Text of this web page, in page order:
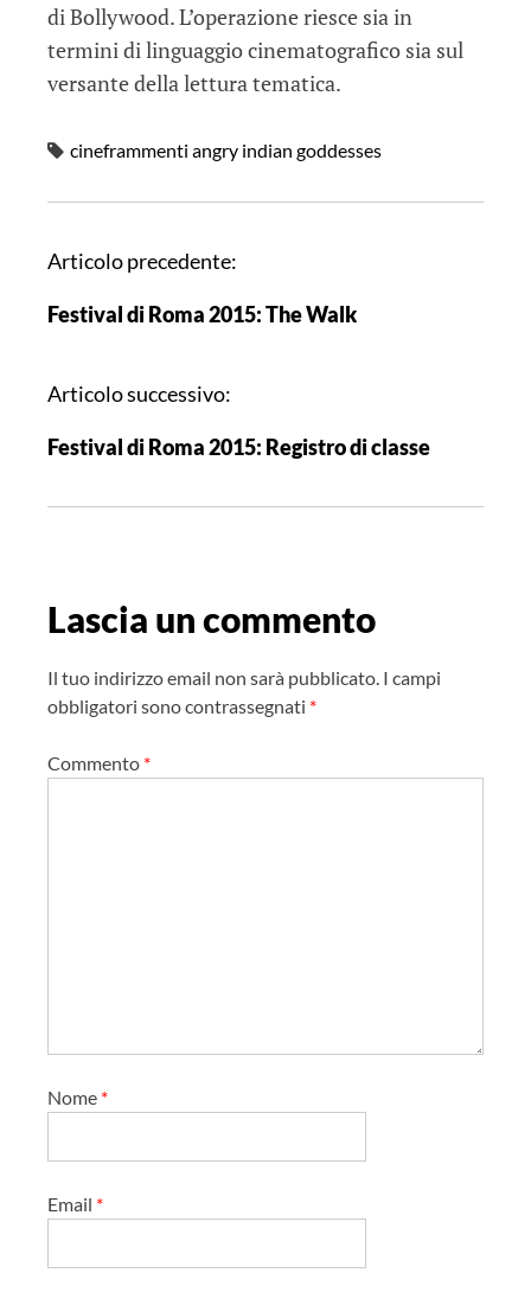
di Bollywood. L’operazione riesce sia in
termini di linguaggio cinematografico sia sul
versante della lettura tematica.
cineframmenti angry indian goddesses
N
v
g
z
o
a
t
i
o
Articolo precedente:
Festival di Roma 2015: The Walk
Articolo successivo:
Festival di Roma 2015: Registro di classe
Lascia un commento
Il tuo indirizzo email non sarà pubblicato. I campi
obbligatori sono contrassegnati *
Commento *
Nome *
Email *